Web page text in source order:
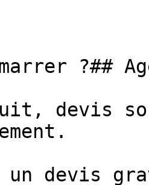
devis